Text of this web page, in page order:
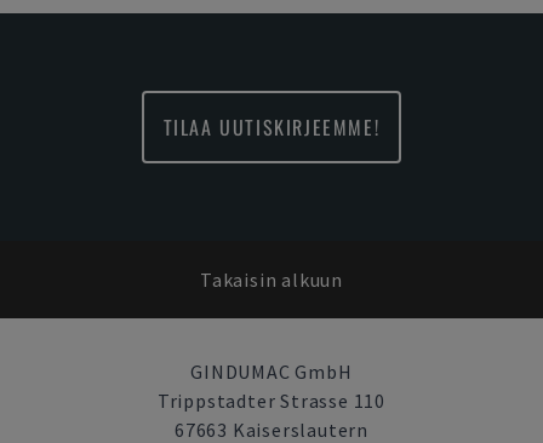
TILAA UUTISKIRJEEMME!
Takaisin alkuun
GINDUMAC GmbH
Trippstadter Strasse 110
67663 Kaiserslautern